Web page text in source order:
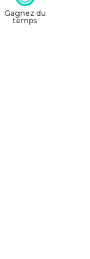
Gagnez du
temps